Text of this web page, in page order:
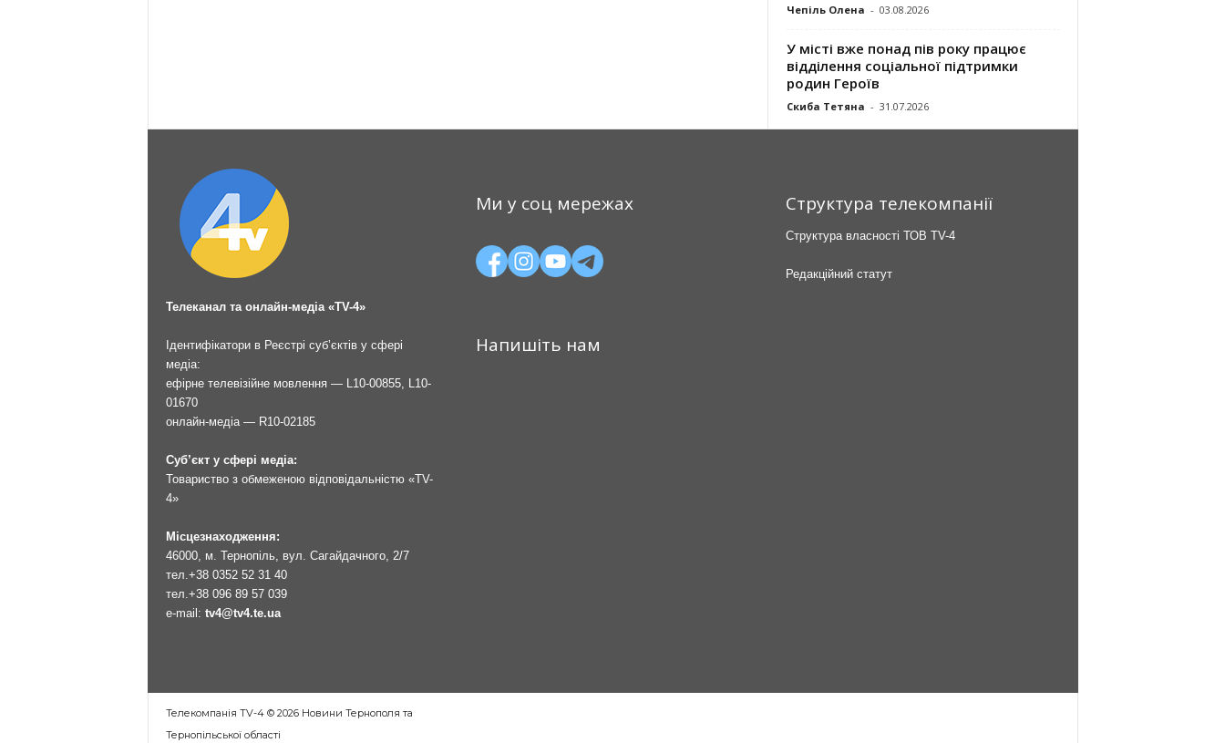
Чепіль Олена - 03.08.2026
У місті вже понад пів року працює
відділення соціальної підтримки
родин Героїв
Скиба Тетяна - 31.07.2026
Телеканал та онлайн-медіа «TV-4»
Ідентифікатори в Реєстрі суб’єктів у сфері
медіа:
ефірне телевізійне мовлення — L10-00855, L10-
01670
онлайн-медіа — R10-02185
Суб’єкт у сфері медіа:
Товариство з обмеженою відповідальністю «TV-
4»
Місцезнаходження:
46000, м. Тернопіль, вул. Сагайдачного, 2/7
тел. +38 0352 52 31 40
тел. +38 096 89 57 039
e-mail: tv4@tv4.te.ua
Ми у соц мережах
Напишіть нам
Структура телекомпанії
Структура власності ТОВ TV-4
Редакційний статут
Телекомпанія TV-4 © 2026 Новини Тернополя та
Тернопільської області